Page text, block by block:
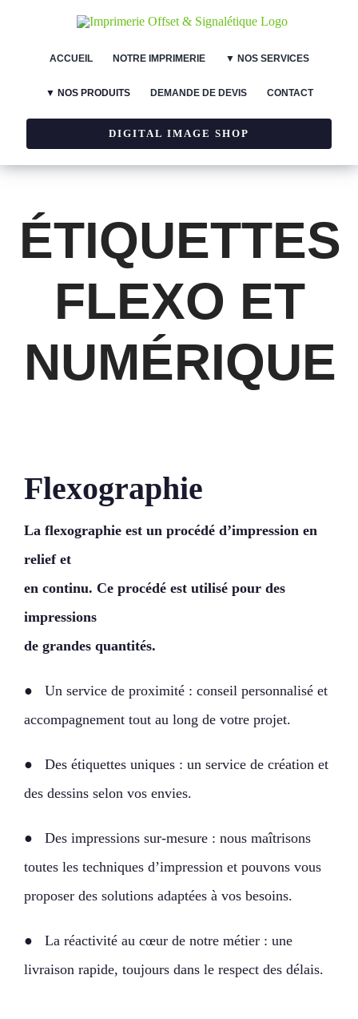
ACCUEIL NOTRE IMPRIMERIE ▼ NOS SERVICES
▼ NOS PRODUITS DEMANDE DE DEVIS CONTACT
DIGITAL IMAGE SHOP
ÉTIQUETTES
FLEXO ET
NUMÉRIQUE
Flexographie
La flexographie est un procédé d’impression en
relief et
en continu. Ce procédé est utilisé pour des
impressions
de grandes quantités.
● Un service de proximité : conseil personnalisé et
accompagnement tout au long de votre projet.
● Des étiquettes uniques : un service de création et
des dessins selon vos envies.
● Des impressions sur-mesure : nous maîtrisons
toutes les techniques d’impression et pouvons vous
proposer des solutions adaptées à vos besoins.
● La réactivité au cœur de notre métier : une
livraison rapide, toujours dans le respect des délais.